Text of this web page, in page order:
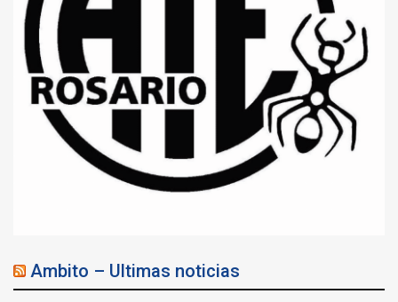
Ambito – Ultimas noticias